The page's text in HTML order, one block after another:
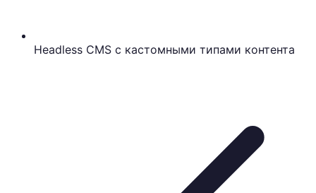
Headless CMS с кастомными типами контента